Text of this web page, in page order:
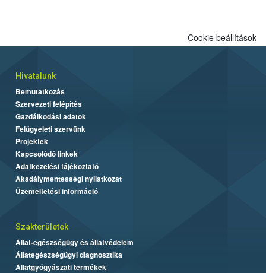
Cookie beállítások
Hivatalunk
Bemutatkozás
Szervezeti felépítés
Gazdálkodási adatok
Felügyeleti szervünk
Projektek
Kapcsolódó linkek
Adatkezelési tájékoztató
Akadálymentességi nyilatkozat
Üzemeltetési információ
Szakterületek
Állat-egészségügy és állatvédelem
Állategészségügyi diagnosztika
Állatgyógyászati termékek